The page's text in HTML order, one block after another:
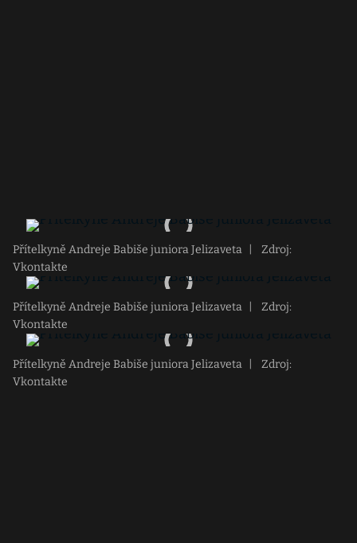
Přítelkyně Andreje Babiše juniora Jelizaveta
Zdroj:
Vkontakte
Přítelkyně Andreje Babiše juniora Jelizaveta
Zdroj:
Vkontakte
Přítelkyně Andreje Babiše juniora Jelizaveta
Zdroj:
Vkontakte